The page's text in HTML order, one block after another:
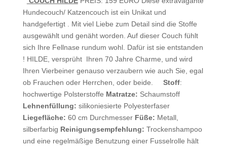
Hundecouch/ Katzencouch ist ein Unikat und
handgefertigt . Mit viel Liebe zum Detail sind die Stoffe
ausgewählt und genäht worden. Auf dieser Couch fühlt
sich Ihre Fellnase rundum wohl. Dafür ist sie entstanden
! HILDE, versprüht Ihren 70 Jahre Charme, und wird
Ihren Vierbeiner genauso verzaubern wie auch Sie, egal
ob Frauchen oder Herrchen, oder beide. Stoff:
hochwertige Polsterstoffe Matratze: Schaumstoff
Lehnenfüllung: silikoniesierte Polyesterfaser
Liegefläche: 60 cm Durchmesser Füße: Metall,
silberfarbig Reinigungsempfehlung: Trockenshampoo
und eine regelmäßige Benutzung einer Fusselrolle hält